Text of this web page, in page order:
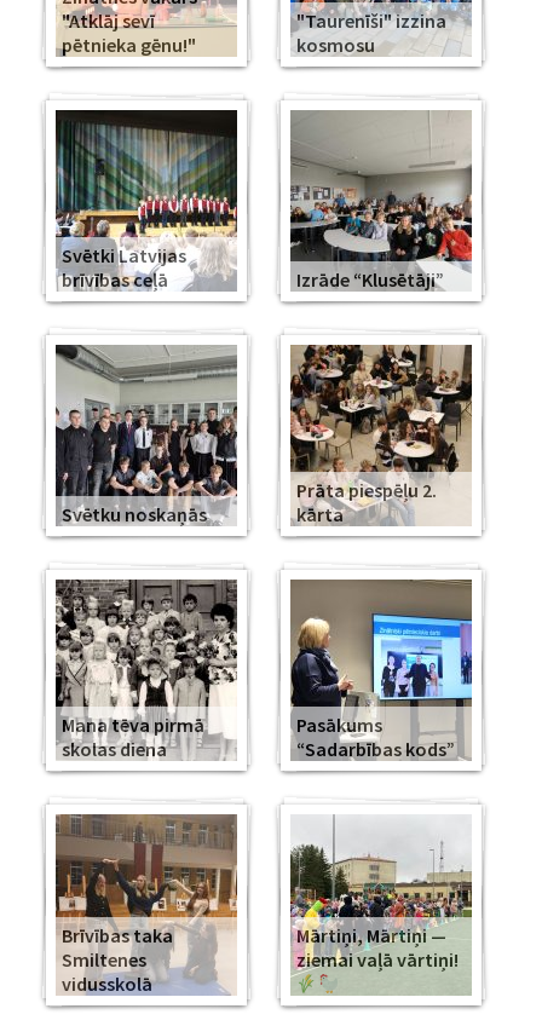
"Atklāj sevī
pētnieka gēnu!"
"Taurenīši" izzina
kosmosu
Svētki Latvijas
brīvības ceļā
Izrāde “Klusētāji”
Svētku noskaņās
Prāta piespēļu 2.
kārta
Mana tēva pirmā
skolas diena
Pasākums
“Sadarbības kods”
Brīvības taka
Smiltenes
vidusskolā
Mārtiņi, Mārtiņi —
ziemai vaļā vārtiņi!